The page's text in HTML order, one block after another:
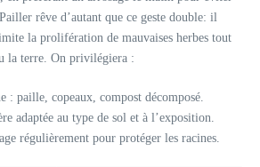
rêve d’autant que ce geste double: il
la prolifération de mauvaises herbes tout
la terre. On privilégiera :
: paille, copeaux, compost décomposé.
adaptée au type de sol et à l’exposition.
régulièrement pour protéger les racines.